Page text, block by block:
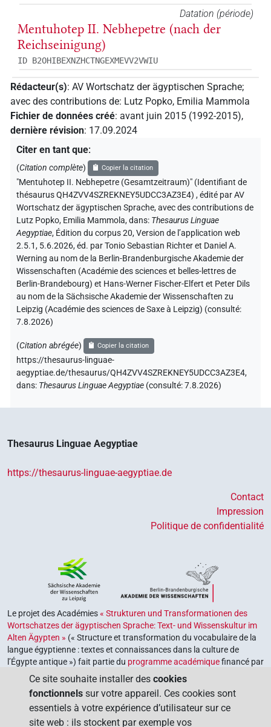
Datation (période)
Mentuhotep II. Nebhepetre (nach der
Reichseinigung)
ID B2OHIBEXNZHCTNGEXMEVV2VWIU
Rédacteur(s): AV Wortschatz der ägyptischen Sprache;
avec des contributions de: Lutz Popko, Emilia Mammola
Fichier de données créé: avant juin 2015 (1992-2015),
dernière révision: 17.09.2024
Citer en tant que:
(Citation complète) Copier la citation
"Mentuhotep II. Nebhepetre (Gesamtzeitraum)" (Identifiant de
thésaurus QH4ZVV4SZREKNEY5UDCC3AZ3E4) ,édité par AV
Wortschatz der ägyptischen Sprache,avec des contributions de
Lutz Popko, Emilia Mammola,dans: Thesaurus Linguae
Aegyptiae, Édition du corpus 20, Version de l’application web
2.5.1, 5.6.2026, éd. par Tonio Sebastian Richter et Daniel A.
Werning au nom de la Berlin-Brandenburgische Akademie der
Wissenschaften (Académie des sciences et belles-lettres de
Berlin-Brandebourg) et Hans-Werner Fischer-Elfert et Peter Dils
au nom de la Sächsische Akademie der Wissenschaften zu
Leipzig (Académie des sciences de Saxe à Leipzig) (consulté:
7.8.2026)
(Citation abrégée) Copier la citation
https://thesaurus-linguae-
aegyptiae.de/thesaurus/QH4ZVV4SZREKNEY5UDCC3AZ3E4,
dans: Thesaurus Linguae Aegyptiae (consulté:7.8.2026)
Thesaurus Linguae Aegyptiae
https://thesaurus-linguae-aegyptiae.de
Contact
Impression
Politique de confidentialité
Le projet des Académies« Strukturen und Transformationen des
Wortschatzes der ägyptischen Sprache: Text- und Wissenskultur im
Alten Ägypten » (« Structure et transformation du vocabulaire de la
langue égyptienne : textes et connaissances dans la culture de
l’Égypte antique ») fait partie du programme académiquefinancé par
le gouvernement fédéral et les gouvernements des Länder de la
retrouver et explorer notre héritage culturel. Le programme est
coordonné par l’Union des académies allemandes des sciences et
des lettres .
Ce site souhaite installer des cookies
fonctionnels sur votre appareil. Ces cookies sont
essentiels à votre expérience d’utilisateur sur ce
site web : ils stockent par exemple vos